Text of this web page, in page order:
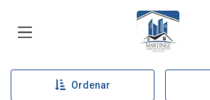
Página inicial
Ordenar